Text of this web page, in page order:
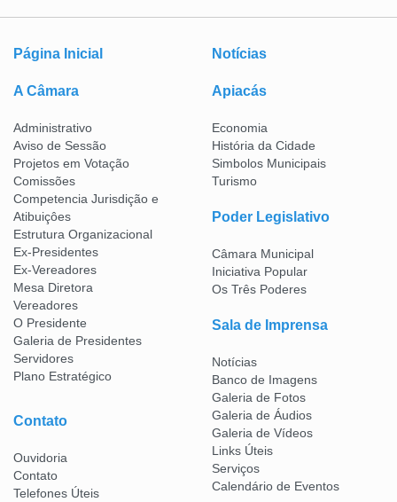
Página Inicial Notícias
A Câmara
Administrativo
Aviso de Sessão
Projetos em Votação
Comissões
Competencia Jurisdição e
Atibuiçôes
Estrutura Organizacional
Ex-Presidentes
Ex-Vereadores
Mesa Diretora
Vereadores
O Presidente
Galeria de Presidentes
Servidores
Plano Estratégico
Contato
Ouvidoria
Contato
Telefones Úteis
Apiacás
Economia
História da Cidade
Simbolos Municipais
Turismo
Poder Legislativo
Câmara Municipal
Iniciativa Popular
Os Três Poderes
Sala de Imprensa
Notícias
Banco de Imagens
Galeria de Fotos
Galeria de Áudios
Galeria de Vídeos
Links Úteis
Serviços
Calendário de Eventos